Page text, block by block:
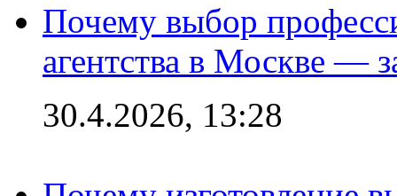
Почему выбор
агентства в Москве —
30.4.2026, 13:28